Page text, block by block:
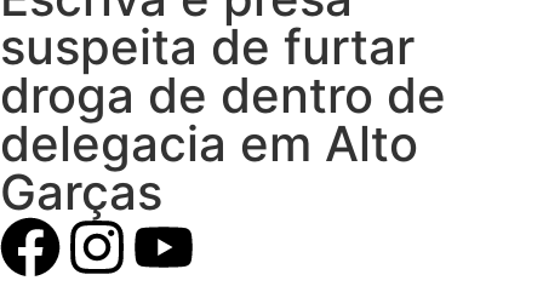
suspeita de furtar
droga de dentro de
delegacia em Alto
Garças